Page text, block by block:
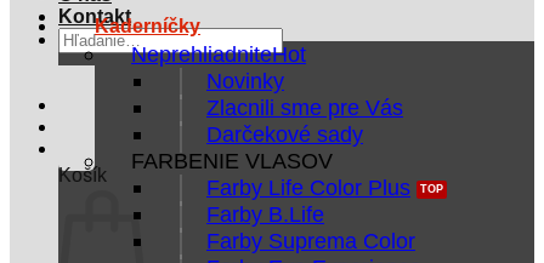
Kontakt
Hľadať:
Košík
Kaderníčky
Neprehliadnite
Novinky
Zlacnili sme pre Vás
Darčekové sady
FARBENIE VLASOV
Farby Life Color Plus
Farby B.Life
Farby Suprema Color